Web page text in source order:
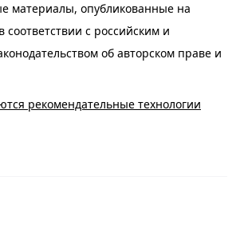
материалы, опубликованные на
с российским и
об авторском праве и
рекомендательные технологии